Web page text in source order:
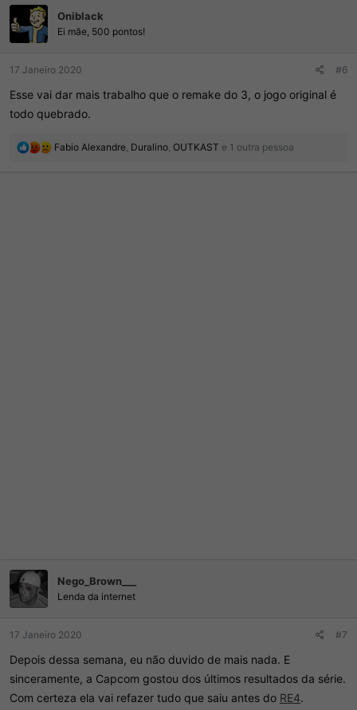
õ
e
s
Oniblack
Ei mãe, 500 pontos!
17 Janeiro 2020 #6
Esse vai dar mais trabalho que o remake do 3, o jogo original é
todo quebrado.
R
Fabio Alexandre, Duralino, OUTKAST e 1 outra pessoa
Nego_Brown___
Lenda da internet
17 Janeiro 2020 #7
Depois dessa semana, eu não duvido de mais nada. E
sinceramente, a Capcom gostou dos últimos resultados da série.
Com certeza ela vai refazer tudo que saiu antes do RE4.